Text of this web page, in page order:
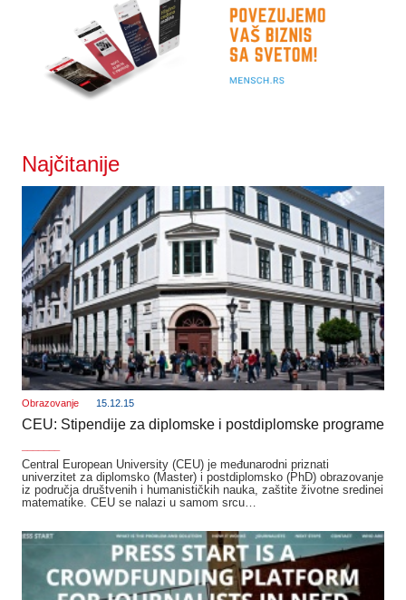
Najčitanije
Obrazovanje 15.12.15
CEU: Stipendije za diplomske i postdiplomske programe
Central European University (CEU) je međunarodni priznati
univerzitet za diplomsko (Master) i postdiplomsko (PhD) obrazovanje
iz područja društvenih i humanističkih nauka, zaštite životne sredinei
matematike. CEU se nalazi u samom srcu…